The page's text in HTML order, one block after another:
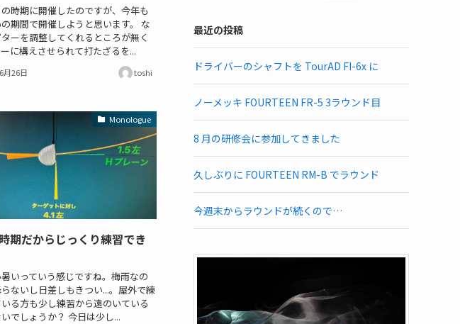
時期に開催したのですが、今年も
期間で開催しようと思います。 な
ーを調整してくれるところが無く
に構えさせられて打たざるを...
月26日 toshi
Monologue
期だからじっくり練習でき
いっていう感じですね。梅雨なの
ないし日差しもきつい...。屋外で練
る方も少し練習から遠のいている
でしょうか？ 今日は少し...
最近の投稿
ドライバーのシャフトを TourAD FI-6x に
ノーメッキ FOURTEEN FR-5 3ラウンド目
8 月の研修会に参加してきました
久しぶりに FOURTEEN RM-B でラウンド
今週末からラウンドが続くので…